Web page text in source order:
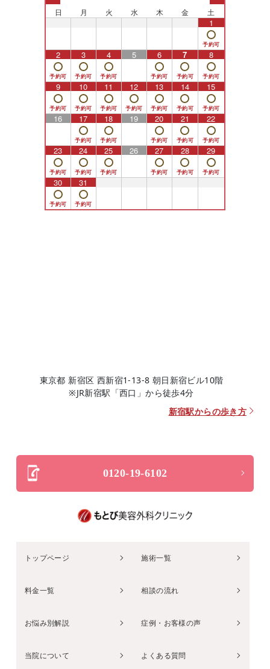
日 月 火 水 木 金 土
1
2 3 4 5 6 7 8
9 10 11 12 13 14 15
16 17 18 19 20 21 22
23 24 25 26 27 28 29
30 31
東京都 新宿区 西新宿1-13-8 朝日新宿ビル10階
※JR新宿駅「西口」から徒歩4分
新宿駅からの歩き方
0120-19-6102
トップページ 施術一覧
料金一覧 相談の流れ
お悩み別解説 症例・お客様の声
当院について よくある質問